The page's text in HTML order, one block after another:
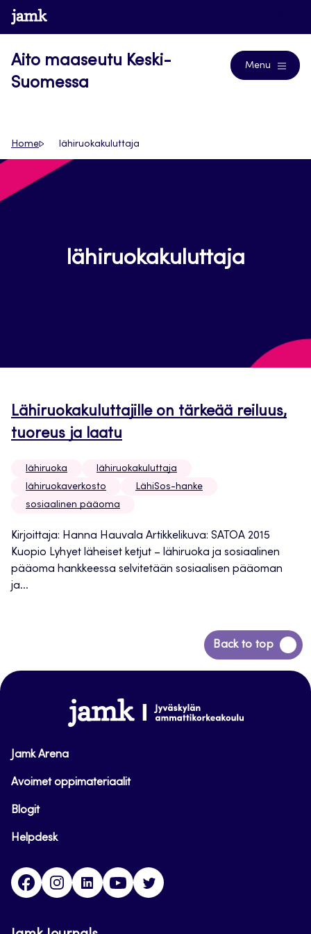
Siirry
suoraan
www.jamk.fi
Aito maaseutu Keski-
Suomessa
Menu
Home lähiruokakuluttaja
lähiruokakuluttaja
Lähiruokakuluttajille on tärkeää reiluus,
tuoreus ja laatu
lähiruoka
lähiruokakuluttaja
lähiruokaverkosto
LähiSos-hanke
sosiaalinen pääoma
Kirjoittaja: Hanna Hauvala Artikkelikuva: SATOA 2015
Kuopio Lyhyet läheiset ketjut – lähiruoka ja sosiaalinen
pääoma hankkeessa selvitetään sosiaalisen pääoman
ja...
Back to top
Siirry
takaisin
www.jamk.fi
Jamk Arena
Avoimet oppimateriaalit
Blogit
Helpdesk
FacebookInstagram
LinkedInYoutube